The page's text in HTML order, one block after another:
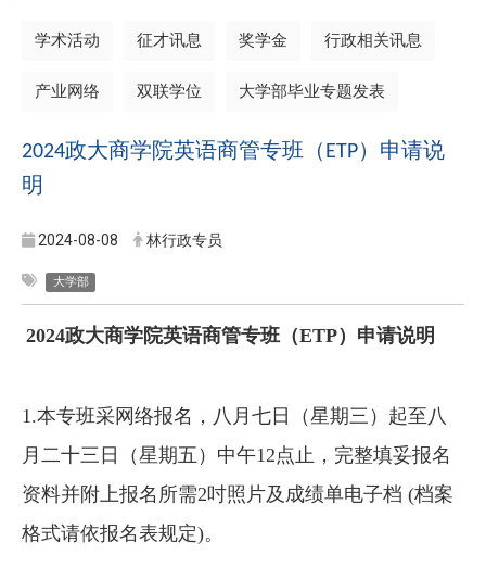
学术活动 征才讯息 奖学金 行政相关讯息
产业网络 双联学位 大学部毕业专题发表
2024政大商学院英语商管专班（ ETP）申请说
明
2024-08-08 林行政专员
大学部
2024政大商学院英语商管专班（ETP）申请说明
1.本专班采网络报名，八月七日（星期三）起至八
月二十三日（星期五）中午12点止，完整填妥报名
资料并附上报名所需2吋照片及成绩单电子档 (档案
格式请依报名表规定)。